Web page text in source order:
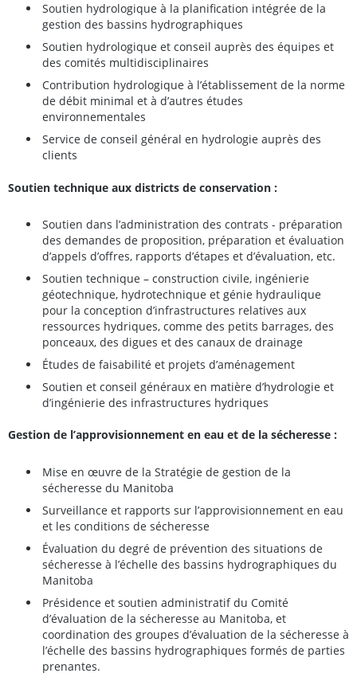
Soutien hydrologique à la planification intégrée de la
gestion des bassins hydrographiques
Soutien hydrologique et conseil auprès des équipes et
des comités multidisciplinaires
Contribution hydrologique à l’établissement de la norme
de débit minimal et à d’autres études
environnementales
Service de conseil général en hydrologie auprès des
clients
Soutien technique aux districts de conservation :
Soutien dans l’administration des contrats - préparation
des demandes de proposition, préparation et évaluation
d’appels d’offres, rapports d’étapes et d’évaluation, etc.
Soutien technique – construction civile, ingénierie
géotechnique, hydrotechnique et génie hydraulique
pour la conception d’infrastructures relatives aux
ressources hydriques, comme des petits barrages, des
ponceaux, des digues et des canaux de drainage
Études de faisabilité et projets d’aménagement
Soutien et conseil généraux en matière d’hydrologie et
d’ingénierie des infrastructures hydriques
Gestion de l’approvisionnement en eau et de la sécheresse :
Mise en œuvre de la Stratégie de gestion de la
sécheresse du Manitoba
Surveillance et rapports sur l’approvisionnement en eau
et les conditions de sécheresse
Évaluation du degré de prévention des situations de
sécheresse à l’échelle des bassins hydrographiques du
Manitoba
Présidence et soutien administratif du Comité
d’évaluation de la sécheresse au Manitoba, et
coordination des groupes d’évaluation de la sécheresse à
l’échelle des bassins hydrographiques formés de parties
prenantes.